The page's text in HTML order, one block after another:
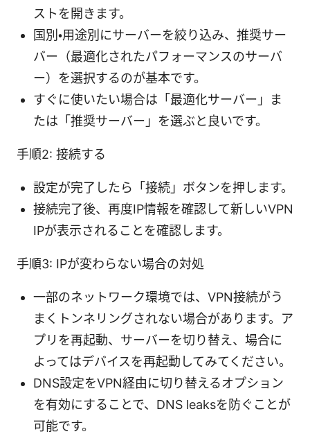
ストを開きます。
国別・用途別にサーバーを絞り込み、推奨サー
バー（最適化されたパフォーマンスのサーバ
ー）を選択するのが基本です。
すぐに使いたい場合は「最適化サーバー」ま
たは「推奨サーバー」を選ぶと良いです。
手順2: 接続する
設定が完了したら「接続」ボタンを押します。
接続完了後、再度IP情報を確認して新しいVPN
IPが表示されることを確認します。
手順3: IPが変わらない場合の対処
一部のネットワーク環境では、VPN接続がう
まくトンネリングされない場合があります。ア
プリを再起動、サーバーを切り替え、場合に
よってはデバイスを再起動してみてください。
DNS設定をVPN経由に切り替えるオプション
を有効にすることで、DNS leaksを防ぐことが
可能です。